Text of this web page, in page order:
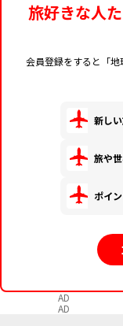
旅好きな人
会員登録をすると「
新し
旅や
ポイ
AD
AD